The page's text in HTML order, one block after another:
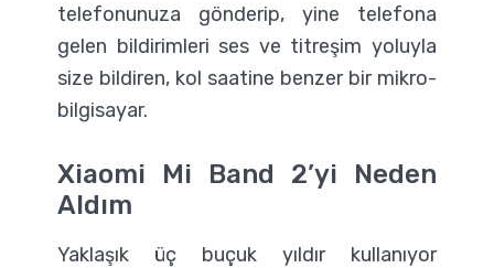
telefonunuza gönderip, yine telefona
gelen bildirimleri ses ve titreşim yoluyla
size bildiren, kol saatine benzer bir mikro-
bilgisayar.
Xiaomi Mi Band 2’yi Neden
Aldım
Yaklaşık üç buçuk yıldır kullanıyor